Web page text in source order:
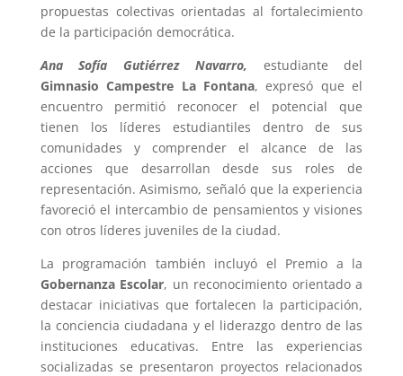
propuestas colectivas orientadas al fortalecimiento
de la participación democrática.
Ana Sofía Gutiérrez Navarro, estudiante del
Gimnasio Campestre La Fontana, expresó que el
encuentro permitió reconocer el potencial que
tienen los líderes estudiantiles dentro de sus
comunidades y comprender el alcance de las
acciones que desarrollan desde sus roles de
representación. Asimismo, señaló que la experiencia
favoreció el intercambio de pensamientos y visiones
con otros líderes juveniles de la ciudad.
La programación también incluyó el Premio a la
Gobernanza Escolar, un reconocimiento orientado a
destacar iniciativas que fortalecen la participación,
la conciencia ciudadana y el liderazgo dentro de las
instituciones educativas. Entre las experiencias
socializadas se presentaron proyectos relacionados